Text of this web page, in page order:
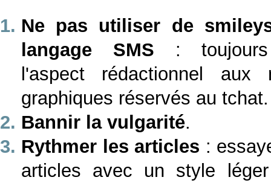
Ne pas utiliser de
langage SMS : toujours
l'aspect rédactionnel aux
graphiques réservés au tchat.
Bannir la vulgarité.
Rythmer les articles :
articles avec un style